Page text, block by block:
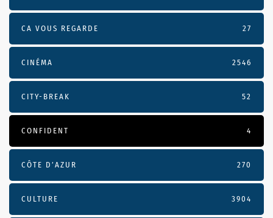
CA VOUS REGARDE 27
CINÉMA 2546
CITY-BREAK 52
CONFIDENT 4
CÔTE D’AZUR 270
CULTURE 3904